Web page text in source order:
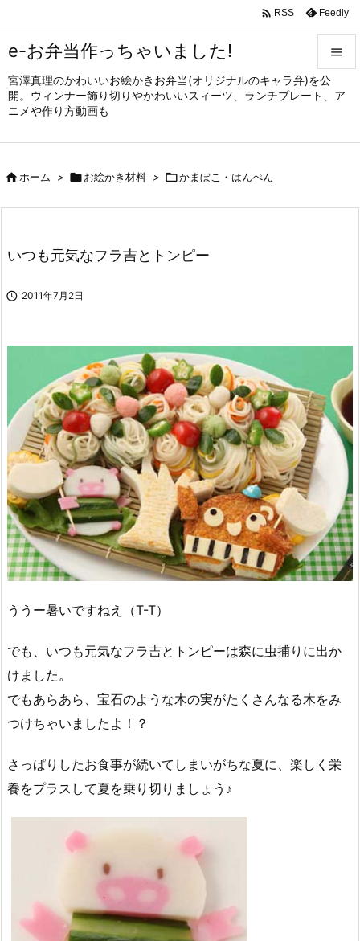
e-お弁当作っちゃいました!
宮澤真理のかわいいお絵かきお弁当(オリジナルのキャラ弁)を公
開。ウィンナー飾り切りやかわいいスィーツ、ランチプレート、ア
ニメや作り方動画も


メニュ
サイド

 RSS Feedly
ホーム > お絵かき材料 > かまぼこ・はんぺん
いつも元気なフラ吉とトンピー
 2011年7月2日
ううー暑いですねえ（T-T）
でも、いつも元気なフラ吉とトンピーは森に虫捕りに出か
けました。
でもあらあら、宝石のような木の実がたくさんなる木をみ
つけちゃいましたよ！？
さっぱりしたお食事が続いてしまいがちな夏に、楽しく栄
養をプラスして夏を乗り切りましょう♪